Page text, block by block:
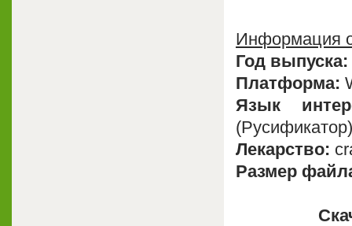
Информация
Год выпуска:
Платформа:
Язык
(Русификатор)
Лекарство:
Размер